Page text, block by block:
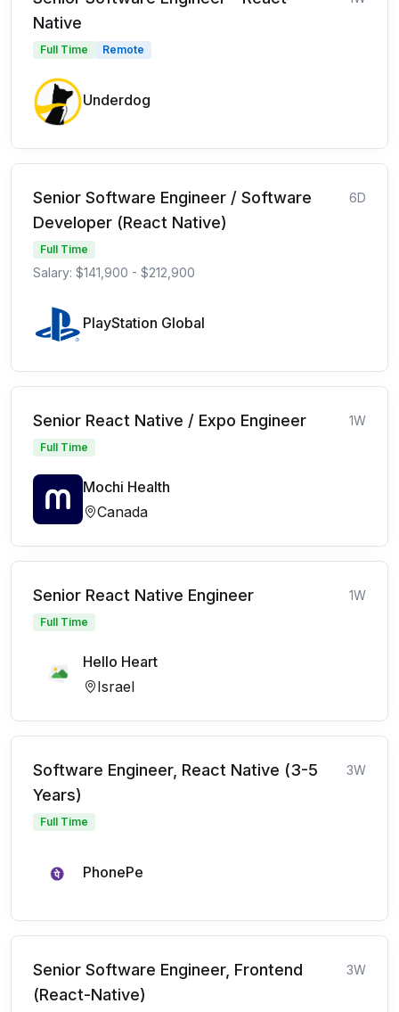
Native
Full Time Remote
Underdog
Senior Software Engineer / Software
Developer (React Native)
6D
Full Time
Salary: $141,900 - $212,900
PlayStation Global
Senior React Native / Expo Engineer 1W
Full Time
Mochi Health
Canada
Senior React Native Engineer 1W
Full Time
Hello Heart
Israel
Software Engineer, React Native (3-5
Years)
3W
Full Time
PhonePe
Senior Software Engineer, Frontend
(React-Native)
3W